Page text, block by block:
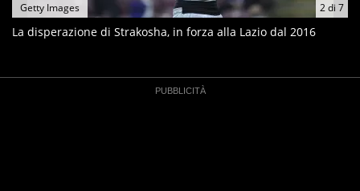
2di 7
Getty Images
La disperazione di Strakosha, in forza alla Lazio dal 2016